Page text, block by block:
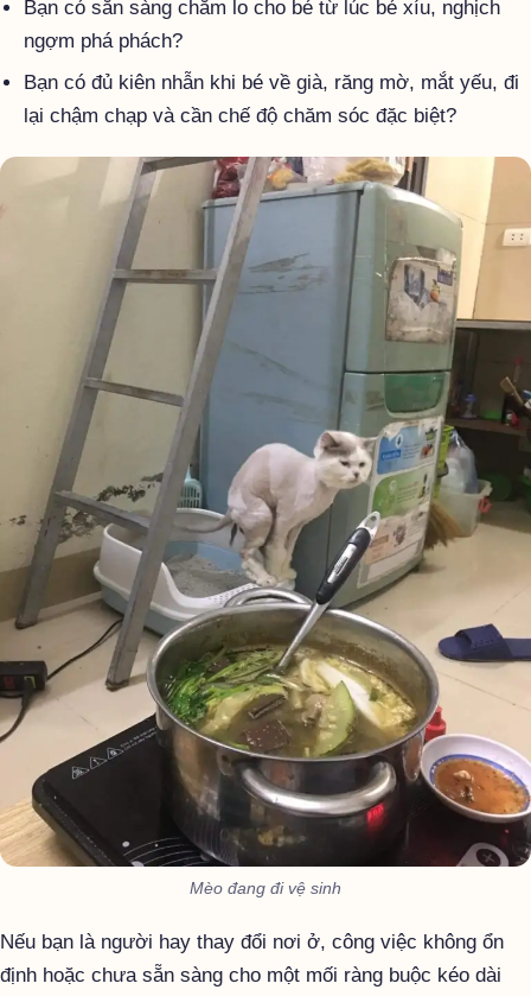
Bạn có sẵn sàng chăm lo cho bé từ lúc bé xíu, nghịch
ngợm phá phách?
Bạn có đủ kiên nhẫn khi bé về già, răng mờ, mắt yếu, đi
lại chậm chạp và cần chế độ chăm sóc đặc biệt?
Mèo đang đi vệ sinh
Nếu bạn là người hay thay đổi nơi ở, công việc không ổn
định hoặc chưa sẵn sàng cho một mối ràng buộc kéo dài